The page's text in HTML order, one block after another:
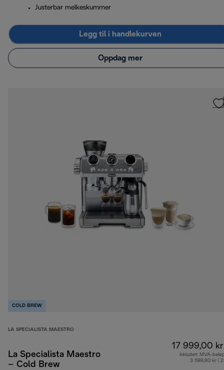
Justerbar melkeskummer
Legg til i handlekurven
Oppdag mer
COLD BREW
LA SPECIALISTA MAESTRO
La Specialista Maestro
– Cold Brew
17 999,00 kr
Inkludert MVA-
3 599,80 kr (